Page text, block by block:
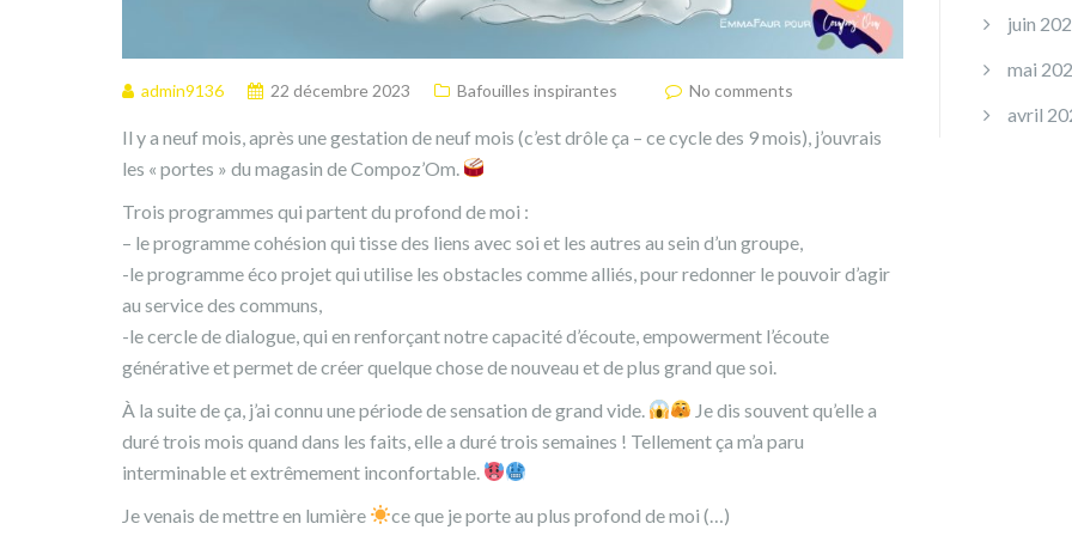
admin9136 22 décembre 2023 Bafouilles inspirantes No comments
Il y a neuf mois, après une gestation de neuf mois (c’est drôle ça – ce cycle des 9 mois), j’ouvrais
les « portes » du magasin de Compoz’Om.
Trois programmes qui partent du profond de moi :
– le programme cohésion qui tisse des liens avec soi et les autres au sein d’un groupe,
-le programme éco projet qui utilise les obstacles comme alliés, pour redonner le pouvoir d’agir
au service des communs,
-le cercle de dialogue, qui en renforçant notre capacité d’écoute, empowerment l’écoute
générative et permet de créer quelque chose de nouveau et de plus grand que soi.
À la suite de ça, j’ai connu une période de sensation de grand vide.
Je dis souvent qu’elle a
duré trois mois quand dans les faits, elle a duré trois semaines ! Tellement ça m’a paru
interminable et extrêmement inconfortable.
Je venais de mettre en lumière
ce que je porte au plus profond de moi (…)
juin
mai
avril